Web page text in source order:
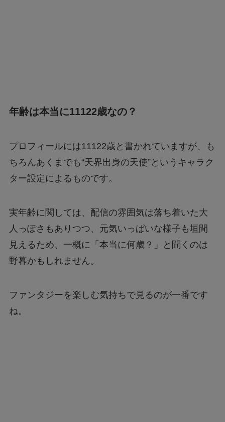
年齢は本当に11122歳なの？
プロフィールには11122歳と書かれていますが、も
ちろんあくまでも“天界出身の天使”というキャラク
ター設定によるものです。
実年齢に関しては、配信の雰囲気は落ち着いた大
人っぽさもありつつ、元気いっぱいな様子も垣間
見えるため、一概に「本当に何歳？」と聞くのは
野暮かもしれません。
ファンタジーを楽しむ気持ちで見るのが一番です
ね。